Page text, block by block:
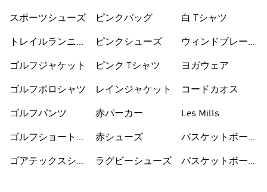
スポーツシューズ
トレイルランニン
ゴルフジャケット
ゴルフポロシャツ
ゴルフパンツ
ゴルフショートパ
ゴアテックスシュ
ピンクバッグ
ピンクシューズ
ピンク Tシャツ
レインジャケット
赤パーカー
赤シューズ
ラグビーシューズ
白 Tシャツ
ウィンドブレーカ
ヨガウェア
コードカオス
Les Mills
バスケットボール
バスケットボール